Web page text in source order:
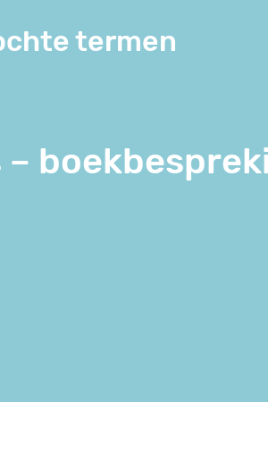
termen
–